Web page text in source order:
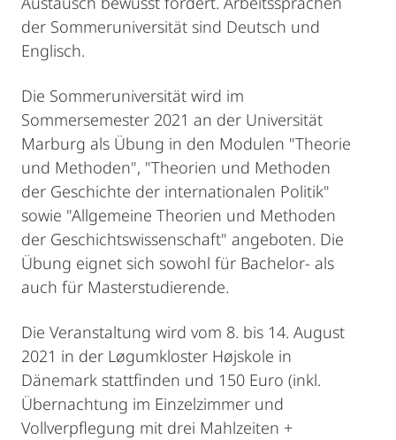
der Sommeruniversität sind Deutsch und
Englisch.
Die Sommeruniversität wird im
Sommersemester 2021 an der Universität
Marburg als Übung in den Modulen "Theorie
und Methoden", "Theorien und Methoden
der Geschichte der internationalen Politik"
sowie "Allgemeine Theorien und Methoden
der Geschichtswissenschaft" angeboten. Die
Übung eignet sich sowohl für Bachelor- als
auch für Masterstudierende.
Die Veranstaltung wird vom 8. bis 14. August
2021 in der Løgumkloster Højskole in
Dänemark stattfinden und 150 Euro (inkl.
Übernachtung im Einzelzimmer und
Vollverpflegung mit drei Mahlzeiten +